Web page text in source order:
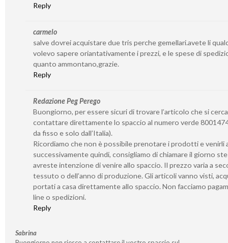
Reply
carmelo
salve dovrei acquistare due tris perche gemellari.avete li
volevo sapere oriantativamente i prezzi, e le spese di
quanto ammontano,grazie.
Reply
Redazione Peg Perego
Buongiorno, per essere sicuri di trovare l’articolo che si
contattare direttamente lo spaccio al numero verde
da fisso e solo dall’Italia).
Ricordiamo che non è possibile prenotare i prodotti e venirli
successivamente quindi, consigliamo di chiamare il giorno
avreste intenzione di venire allo spaccio. Il prezzo varia a
tessuto o dell’anno di produzione. Gli articoli vanno visti,
portati a casa direttamente allo spaccio. Non facciamo
line o spedizioni.
Reply
Sabrina